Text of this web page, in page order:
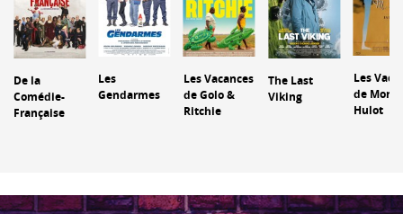
De la
Comédie-
Française
Les
Gendarmes
Les Vacances
de Golo &
Ritchie
The Last
Viking
Les
de
Hulot